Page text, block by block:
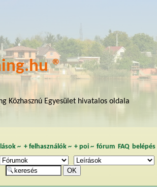
®
Közhasznú Egyesület hivatalos oldala
~ + felhasználók~ + poi~ fórum FAQ belépés